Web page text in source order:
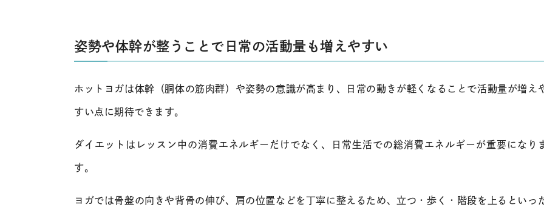
姿勢や体幹が整うことで日常の活動量も増えやすい
ホットヨガは体幹（胴体の筋肉群）や姿勢の意識が高まり、日常の動きが軽くなることで活動量が増え
すい点に期待できます。
ダイエットはレッスン中の消費エネルギーだけでなく、日常生活での総消費エネルギーが重要になり
す。
ヨガでは骨盤の向きや背骨の伸び、肩の位置などを丁寧に整えるため、立つ・歩く・階段を上るといっ